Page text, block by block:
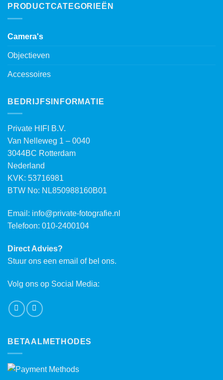
PRODUCTCATEGORIEËN
Camera's
Objectieven
Accessoires
BEDRIJFSINFORMATIE
Private HIFI B.V.
Van Nelleweg 1 – 0040
3044BC Rotterdam
Nederland
KVK: 53716981
BTW No: NL850988160B01
Email: info@private-fotografie.nl
Telefoon: 010-2400104
Direct Advies?
Stuur ons een email of bel ons.
Volg ons op Social Media:
BETAALMETHODES